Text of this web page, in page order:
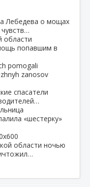
Лебедева о мощах
области
попавшим в
спасатели
«шестерку»
области ночью